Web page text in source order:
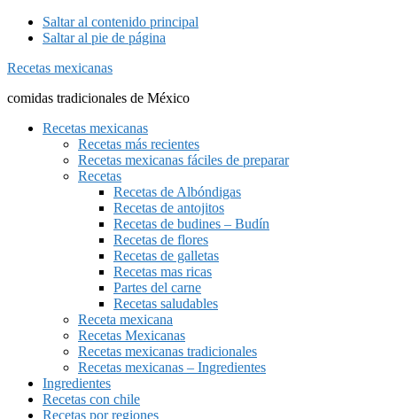
Saltar al contenido principal
Saltar al pie de página
Recetas mexicanas
comidas tradicionales de México
Recetas mexicanas
Recetas más recientes
Recetas mexicanas fáciles de preparar
Recetas
Recetas de Albóndigas
Recetas de antojitos
Recetas de budines – Budín
Recetas de flores
Recetas de galletas
Recetas mas ricas
Partes del carne
Recetas saludables
Receta mexicana
Recetas Mexicanas
Recetas mexicanas tradicionales
Recetas mexicanas – Ingredientes
Ingredientes
Recetas con chile
Recetas por regiones